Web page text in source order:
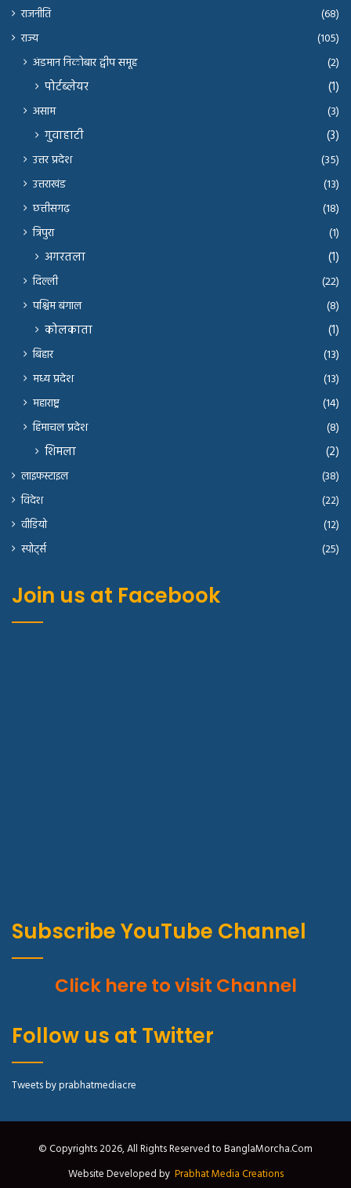
राजनीति
(68)
राज्य
(105)
अंडमान निकोबार द्वीप समूह (2)
पोर्टब्लेयर (1)
असाम (3)
गुवाहाटी (3)
उत्तर प्रदेश
(35)
उत्तराखंड
(13)
छत्तीसगढ़
(18)
त्रिपुरा
(1)
अगरतला (1)
दिल्ली
(22)
पश्चिम बंगाल
(8)
कोलकाता (1)
बिहार
(13)
मध्य प्रदेश
(13)
महाराष्ट्र
(14)
हिमाचल प्रदेश
(8)
शिमला (2)
लाइफस्टाइल
(38)
विदेश
(22)
वीडियो
(12)
स्पोर्ट्स
(25)
Join us at Facebook
Subscribe YouTube Channel
Click here to visit Channel
Follow us at Twitter
Tweets by prabhatmediacre
© Copyrights 2026, All Rights Reserved to BanglaMorcha.Com
Website Developed by Prabhat Media Creations